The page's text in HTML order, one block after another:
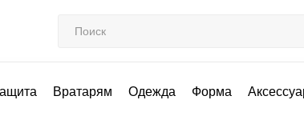
Вратарям Одежда Форма